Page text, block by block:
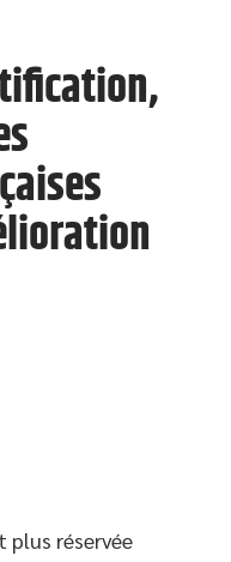
plus réservée